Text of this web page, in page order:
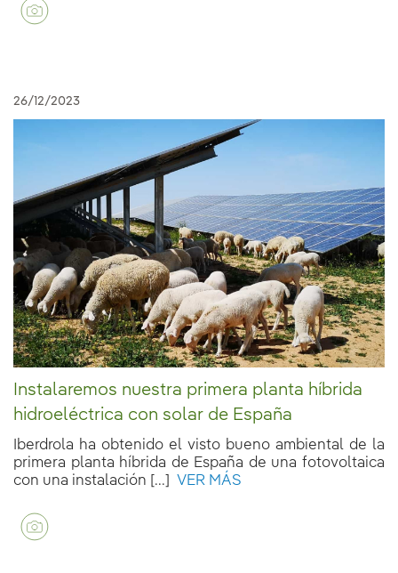
26/12/2023
Instalaremos nuestra primera planta híbrida
hidroeléctrica con solar de España
Iberdrola ha obtenido el visto bueno ambiental de la
primera planta híbrida de España de una fotovoltaica
con una instalación [...]
VER MÁS